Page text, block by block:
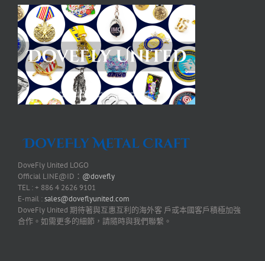
DoveFly United LOGO
Official LINE@ID： @dovefly
TEL : + 886 4 2626 9101
E-mail :sales@doveflyunited.com
DoveFly United 期待著與互惠互利的海外客 戶或本國客戶積極加強
合作。如需更多的細節，請隨時與我們聯繫。